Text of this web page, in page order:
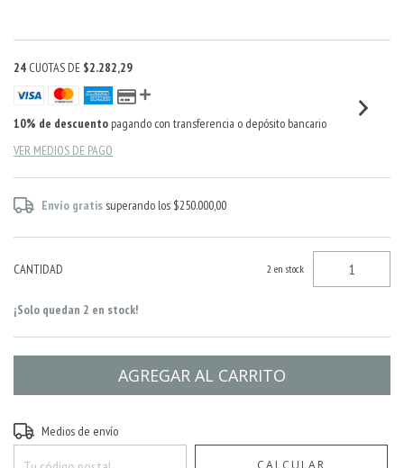
24 CUOTAS DE $2.282,29
10% de descuento pagando con transferencia o depósito bancario
VER MEDIOS DE PAGO
Envío gratis superando los $250.000,00
CANTIDAD 2 en stock
¡Solo quedan 2 en stock!
Entregas para el CP:
Medios de envío
CALCULAR